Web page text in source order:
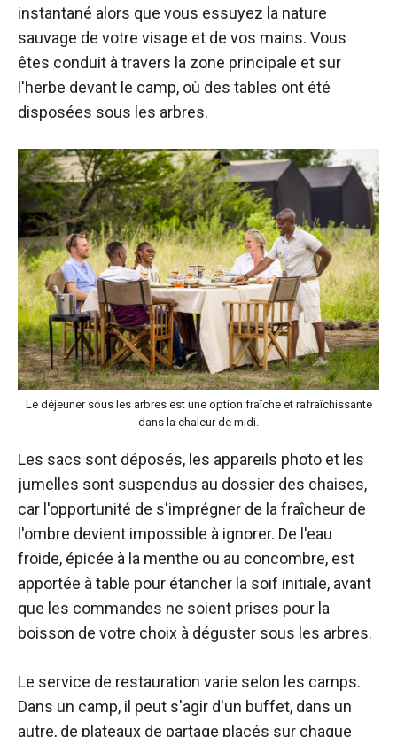
instantané alors que vous essuyez la nature
sauvage de votre visage et de vos mains. Vous
êtes conduit à travers la zone principale et sur
l'herbe devant le camp, où des tables ont été
disposées sous les arbres.
Le déjeuner sous les arbres est une option fraîche et rafraîchissante
dans la chaleur de midi.
Les sacs sont déposés, les appareils photo et les
jumelles sont suspendus au dossier des chaises,
car l'opportunité de s'imprégner de la fraîcheur de
l'ombre devient impossible à ignorer. De l'eau
froide, épicée à la menthe ou au concombre, est
apportée à table pour étancher la soif initiale, avant
que les commandes ne soient prises pour la
boisson de votre choix à déguster sous les arbres.
Le service de restauration varie selon les camps.
Dans un camp, il peut s'agir d'un buffet, dans un
autre, de plateaux de partage placés sur chaque